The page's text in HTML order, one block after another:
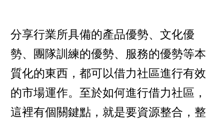
分享行業所具備的產品優勢、文化優
勢、團隊訓練的優勢、服務的優勢等本
質化的東西，都可以借力社區進行有效
的市場運作。至於如何進行借力社區，
這裡有個關鍵點，就是要資源整合，整